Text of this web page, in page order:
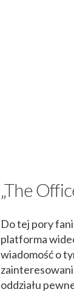
„The
Do tej pory
platforma
wiadomość o
oddziału